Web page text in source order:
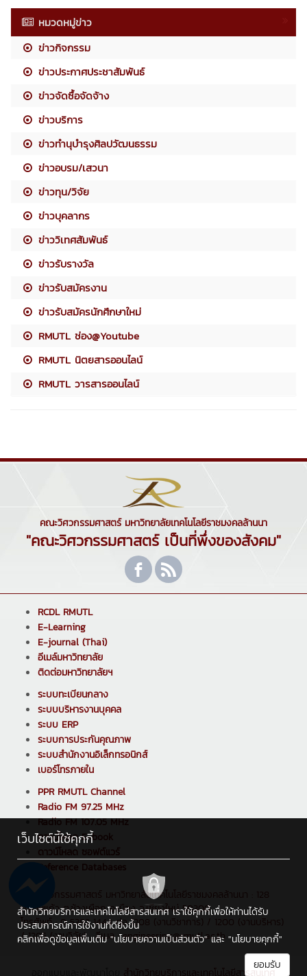
หมวดหมู่ข่าว
ข่าวกิจกรรม
ข่าวประกาศประชาสัมพันธ์
ข่าวจัดซื้อจัดจ้าง
ข่าวบริการ
ข่าวทำนุบำรุงศิลปวัฒนธรรม
ข่าวอบรม/เสวนา
ข่าวทุน/วิจัย
ข่าวบุคลากร
ข่าววิเทศสัมพันธ์
ข่าวรับรางวัล
ข่าวรับสมัครงาน
ข่าวรับสมัครนักศึกษาใหม่
RMUTL ช่อง@Youtube
RMUTL นิตยสารออนไลน์
RMUTL วารสารออนไลน์
คณะวิศวกรรมศาสตร์ มหาวิทยาลัยเทคโนโลยีราชมงคลล้านนา
"คณะวิศวกรรมศาสตร์ เป็นที่พึ่งของสังคม"
RCDL RMUTL
E-Learning
E-journal (Thai)
อีเมล์มหาวิทยาลัย
ติดต่อมหาวิทยาลัยฯ
ระบบทะเบียนกลาง
ระบบบริหารงานบุคคล
ระบบ ERP
ระบบการประกันคุณภาพ
ระบบสำนักงานอิเล็กทรอนิกส์
เบอร์โทรภายใน
PPR RMUTL Channel
Radio FM 97.25 MHz
Radio FM 107.05 MHz
ดาวน์โหลด E-book
ดาวน์โหลด ซอฟต์แวร์
Reference Databases
คณะวิศวกรรมศาสตร์ มหาวิทยาลัยเทคโนโลยีราชมงคลล้านนา : 128
ถ.ห้วยแก้ว ต.ช้างเผือก อ.เมือง จ.เชียงใหม่ 50300
โทรศัพท์ : 0 5392 1444 ต่อ 1208 (งานวิชาการ) / 1200 (งานบริหาร)
/ 1205 (งานวิจัย) , อีเมล : engineering@rmutl.ac.th
เว็บไซต์นี้ใช้คุกกี้
สำนักวิทยบริการและเทคโนโลยีสารสนเทศ เราใช้คุกกี้เพื่อให้ท่านได้รับ
ประสบการณ์การใช้งานที่ดียิ่งขึ้น
คลิกเพื่อดูข้อมูลเพิ่มเติม "นโยบายความเป็นส่วนตัว" และ "นโยบายคุกกี้"
ยอมรับ
สำนักวิทยบริการและเทคโนโลยีสารสนเทศ